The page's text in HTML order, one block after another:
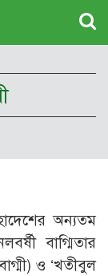
অন্যতম
বাগ্মিতার
ও ‘খতীবুল